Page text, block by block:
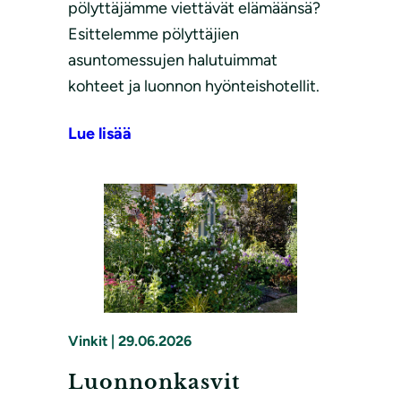
pölyttäjämme viettävät elämäänsä?
Esittelemme pölyttäjien
asuntomessujen halutuimmat
kohteet ja luonnon hyönteishotellit.
Lue lisää
Vinkit | 29.06.2026
Luonnonkasvit